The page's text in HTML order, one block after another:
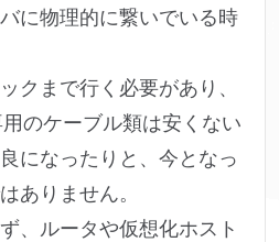
に物理的に繋いでいる時
クまで行く必要があり、
のケーブル類は安くない
になったりと、今となっ
ありません。
、ルータや仮想化ホスト